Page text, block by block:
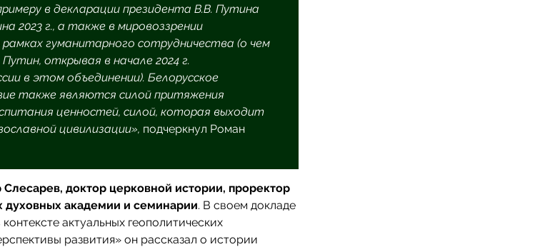
в декларации президента В.В. Путина
2023 г., а также в мировоззрении
гуманитарного сотрудничества (о чем
открывая в начале 2024 г.
в этом объединении). Белорусское
также являются силой притяжения
ценностей, силой, которая выходит
цивилизации», подчеркнул Роман
доктор церковной истории, проректор
духовных академии и семинарии. В своем докладе
актуальных геополитических
развития» он рассказал о истории